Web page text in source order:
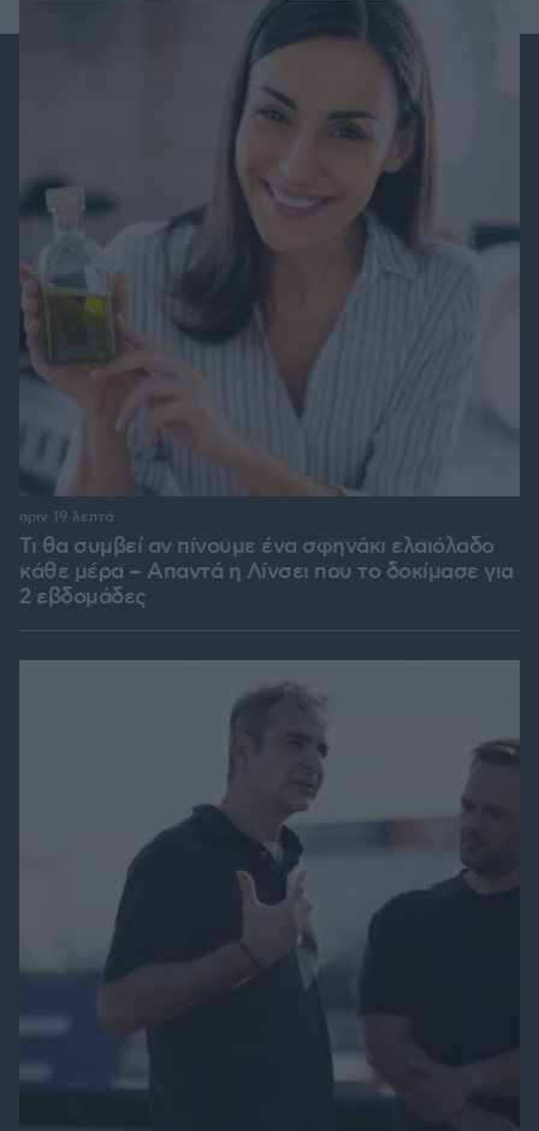
Τι θα συμβεί αν πίνουμε ένα σφηνάκι ελαιόλαδο
κάθε μέρα – Απαντά η Λίνσει που το δοκίμασε για
2 εβδομάδες
πριν 19 λεπτά